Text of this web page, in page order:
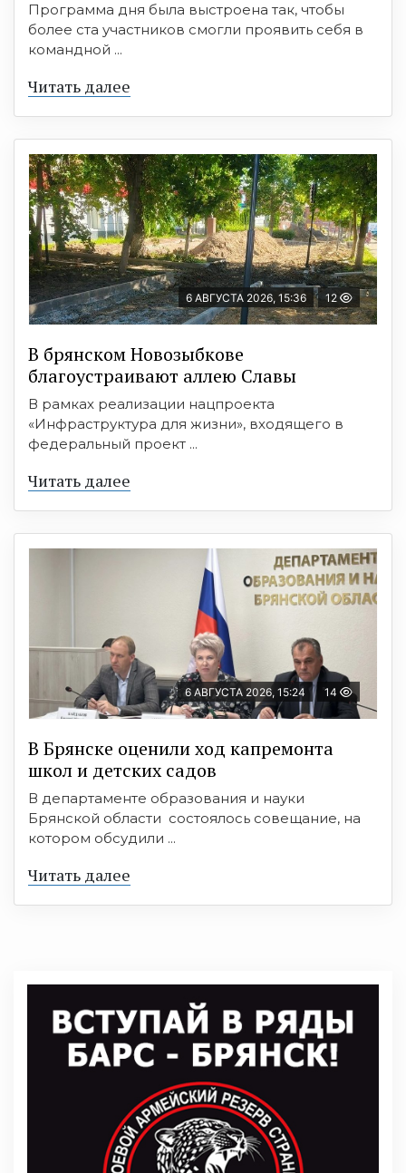
Программа дня была выстроена так, чтобы
более ста участников смогли проявить себя в
командной ...
Читать далее
6 АВГУСТА 2026, 15:36 12
В брянском Новозыбкове
благоустраивают аллею Славы
В рамках реализации нацпроекта
«Инфраструктура для жизни», входящего в
федеральный проект ...
Читать далее
6 АВГУСТА 2026, 15:24 14
В Брянске оценили ход капремонта
школ и детских садов
В департаменте образования и науки
Брянской области состоялось совещание, на
котором обсудили ...
Читать далее